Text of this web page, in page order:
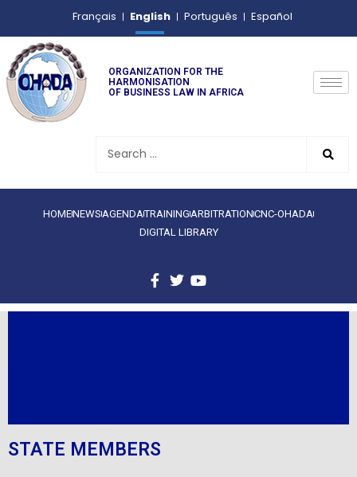
Français English Português Español
ORGANIZATION FOR THE
HARMONISATION
OF BUSINESS LAW IN AFRICA
HOMENEWS AGENDATRAINING ARBITRATIONCNC-OHADA
DIGITAL LIBRARY
STATE MEMBERS